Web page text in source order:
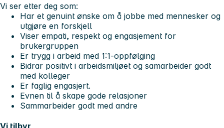
Vi ser etter deg som:
Har et genuint ønske om å jobbe med mennesker og
utgjøre en forskjell
Viser empati, respekt og engasjement for
brukergruppen
Er trygg i arbeid med 1:1-oppfølging
Bidrar positivt i arbeidsmiljøet og samarbeider godt
med kolleger
Er faglig engasjert.
Evnen til å skape gode relasjoner
Sammarbeider godt med andre